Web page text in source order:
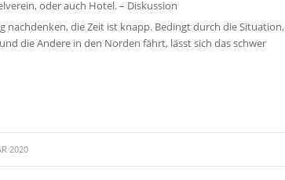
oder auch Hotel. – Diskussion
nachdenken, die Zeit ist knapp. Bedingt durch die Situation,
die Andere in den Norden fährt, lässt sich das schwer
2020